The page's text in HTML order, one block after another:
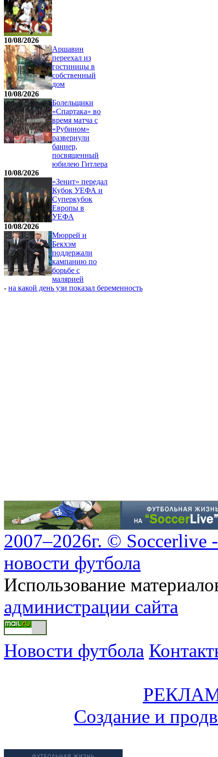
10/08/2026
Аршавин
переехал из
гостиницы в
собственный
дом
10/08/2026
Болельщики
«Спартака» во
время матча с
«Рубином»
развернули
баннер,
посвященный
юбилею Гитлера
10/08/2026
«Зенит» передал
Кубок УЕФА и
Суперкубок
Европы в
УЕФА
10/08/2026
Мюррей и
Бекхэм
поддержали
кампанию по
борьбе с
малярией
- на какой день узи показал беременность
2007–2026г. ©
новости футбола
Использование
администрации сайта
Новости футбола
Создание и